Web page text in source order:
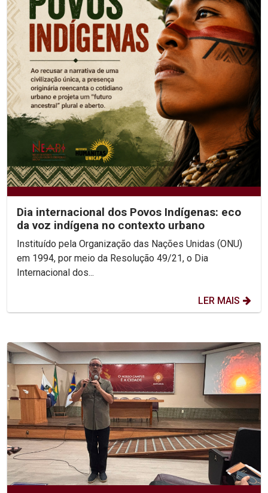
Dia internacional dos Povos Indígenas: eco
da voz indígena no contexto urbano
Instituído pela Organização das Nações Unidas (ONU)
em 1994, por meio da Resolução 49/21, o Dia
Internacional dos...
LER MAIS